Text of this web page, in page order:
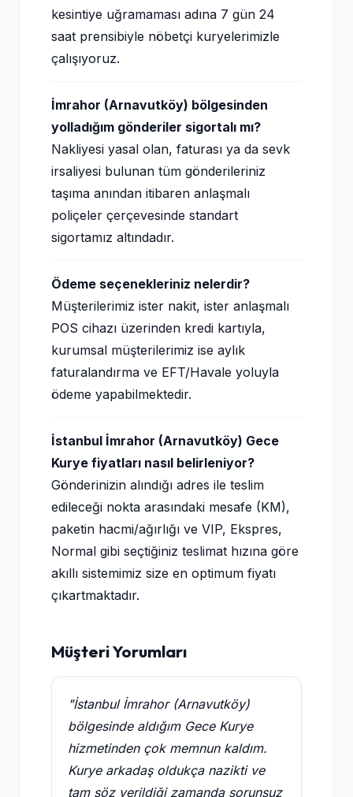
kesintiye uğramaması adına 7 gün 24
saat prensibiyle nöbetçi kuryelerimizle
çalışıyoruz.
İmrahor (Arnavutköy) bölgesinden
yolladığım gönderiler sigortalı mı?
Nakliyesi yasal olan, faturası ya da sevk
irsaliyesi bulunan tüm gönderileriniz
taşıma anından itibaren anlaşmalı
poliçeler çerçevesinde standart
sigortamız altındadır.
Ödeme seçenekleriniz nelerdir?
Müşterilerimiz ister nakit, ister anlaşmalı
POS cihazı üzerinden kredi kartıyla,
kurumsal müşterilerimiz ise aylık
faturalandırma ve EFT/Havale yoluyla
ödeme yapabilmektedir.
İstanbul İmrahor (Arnavutköy) Gece
Kurye fiyatları nasıl belirleniyor?
Gönderinizin alındığı adres ile teslim
edileceği nokta arasındaki mesafe (KM),
paketin hacmi/ağırlığı ve VIP, Ekspres,
Normal gibi seçtiğiniz teslimat hızına göre
akıllı sistemimiz size en optimum fiyatı
çıkartmaktadır.
Müşteri Yorumları
"İstanbul İmrahor (Arnavutköy)
bölgesinde aldığım Gece Kurye
hizmetinden çok memnun kaldım.
Kurye arkadaş oldukça nazikti ve
tam söz verildiği zamanda sorunsuz